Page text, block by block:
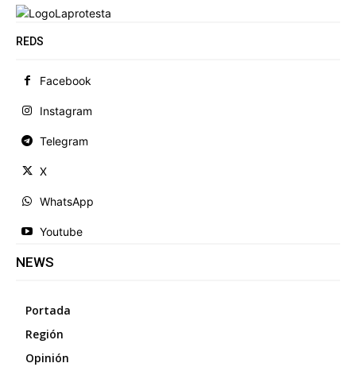
REDS
Facebook
Instagram
Telegram
X
WhatsApp
Youtube
NEWS
Portada
Región
Opinión